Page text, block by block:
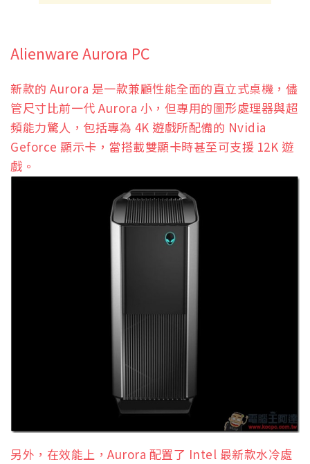
Alienware Aurora PC
新款的 Aurora 是一款兼顧性能全面的直立式桌機，儘
管尺寸比前一代 Aurora 小，但專用的圖形處理器與超
頻能力驚人，包括專為 4K 遊戲所配備的 Nvidia
Geforce 顯示卡，當搭載雙顯卡時甚至可支援 12K 遊
戲。
另外，在效能上，Aurora 配置了 Intel 最新款水冷處